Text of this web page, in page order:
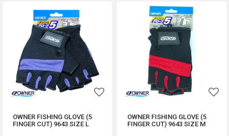
OWNER FISHING GLOVE (5
FINGER CUT) 9643 SIZE L
OWNER FISHING GLOVE (5
FINGER CUT) 9643 SIZE M